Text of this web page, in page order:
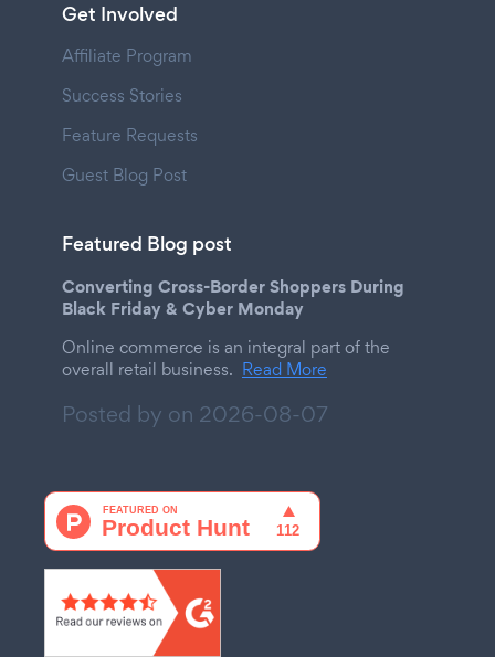
Get Involved
Affiliate Program
Success Stories
Feature Requests
Guest Blog Post
Featured Blog post
Converting Cross-Border Shoppers During
Black Friday & Cyber Monday
Online commerce is an integral part of the
overall retail business. Read More
Posted by on 2026-08-07